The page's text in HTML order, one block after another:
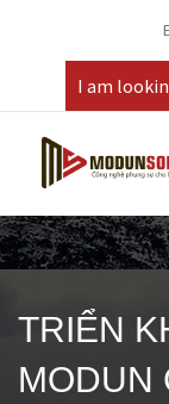
TRIỂN
MODUN